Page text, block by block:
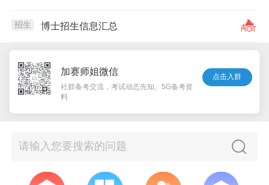
招生 博士招生信息汇总
加赛师姐微信
社群备考交流，考试动态先知、5G备考资
料
点击入群